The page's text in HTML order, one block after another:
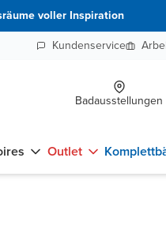
voller Inspiration
Kundenservice
Badausstellungen
Outlet